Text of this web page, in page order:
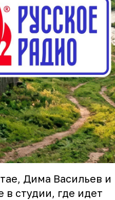
Дима Васильев и
в студии, где идет